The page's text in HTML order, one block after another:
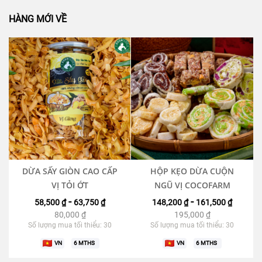
HÀNG MỚI VỀ
DỪA SẤY GIÒN CAO CẤP
VỊ TỎI ỚT
58,500 ₫- 63,750 ₫
80,000 ₫
Số lượng mua tối thiểu: 30
VN 6MTHS
HỘP KẸO DỪA CUỘN
NGŨ VỊ COCOFARM
148,200 ₫- 161,500 ₫
195,000 ₫
Số lượng mua tối thiểu: 30
VN 6MTHS